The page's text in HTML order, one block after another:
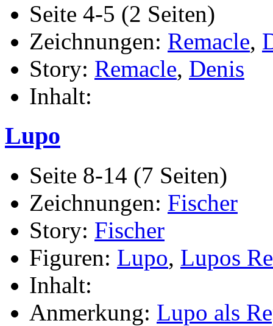
Seite 4-5 (2 Seiten)
Zeichnungen: Remacle,
Story: Remacle, Denis
Inhalt:
Lupo
Seite 8-14 (7 Seiten)
Zeichnungen: Fischer
Story: Fischer
Figuren: Lupo, Lupos
Inhalt:
Anmerkung: Lupo als